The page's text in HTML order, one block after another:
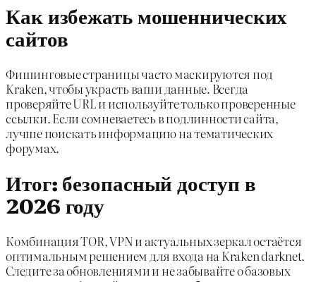
Как избежать мошеннических
сайтов
Фишинговые страницы часто маскируются под
Kraken, чтобы украсть ваши данные. Всегда
проверяйте URL и используйте только проверенные
ссылки. Если сомневаетесь в подлинности сайта,
лучше поискать информацию на тематических
форумах.
Итог: безопасный доступ в
2026 году
Комбинация TOR, VPN и актуальных зеркал остаётся
оптимальным решением для входа на Kraken darknet.
Следите за обновлениями и не забывайте о базовых